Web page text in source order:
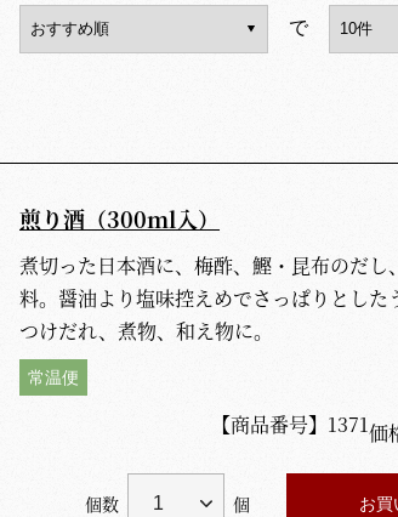
で
煎り酒（300ml入）
煮切った日本酒に、梅酢、鰹・昆布のだし
料。醤油より塩味控えめでさっぱりとした
つけだれ、煮物、和え物に。
常温便
【商品番号】 1371価
個数 個 お買